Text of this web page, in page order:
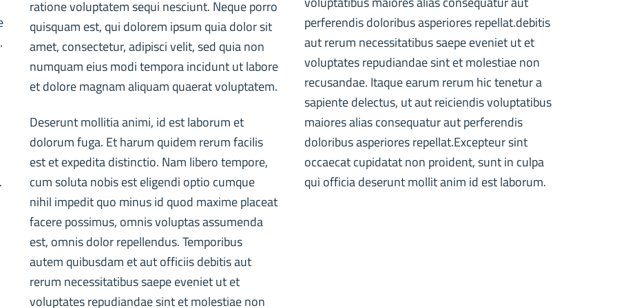
ratione voluptatem sequi nesciunt. Neque porro
quisquam est, qui dolorem ipsum quia dolor sit
amet, consectetur, adipisci velit, sed quia non
numquam eius modi tempora incidunt ut labore
et dolore magnam aliquam quaerat voluptatem.
Deserunt mollitia animi, id est laborum et
dolorum fuga. Et harum quidem rerum facilis
est et expedita distinctio. Nam libero tempore,
cum soluta nobis est eligendi optio cumque
nihil impedit quo minus id quod maxime placeat
facere possimus, omnis voluptas assumenda
est, omnis dolor repellendus. Temporibus
autem quibusdam et aut officiis debitis aut
rerum necessitatibus saepe eveniet ut et
voluptates repudiandae sint et molestiae non
perferendis doloribus asperiores repellat.debitis
aut rerum necessitatibus saepe eveniet ut et
voluptates repudiandae sint et molestiae non
recusandae. Itaque earum rerum hic tenetur a
sapiente delectus, ut aut reiciendis voluptatibus
maiores alias consequatur aut perferendis
doloribus asperiores repellat.Excepteur sint
occaecat cupidatat non proident, sunt in culpa
qui officia deserunt mollit anim id est laborum.